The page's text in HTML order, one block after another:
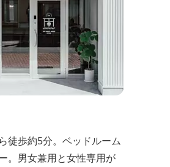
徒歩約5分。ベッドルーム
。男女兼用と女性専用が